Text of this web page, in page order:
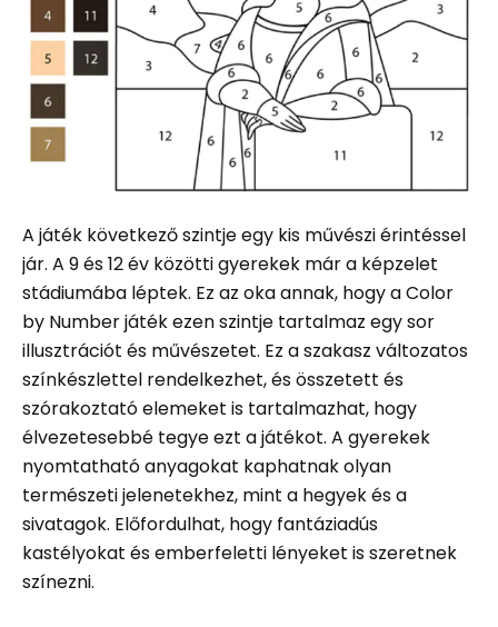
A játék következő szintje egy kis művészi érintéssel
jár. A 9 és 12 év közötti gyerekek már a képzelet
stádiumába léptek. Ez az oka annak, hogy a Color
by Number játék ezen szintje tartalmaz egy sor
illusztrációt és művészetet. Ez a szakasz változatos
színkészlettel rendelkezhet, és összetett és
szórakoztató elemeket is tartalmazhat, hogy
élvezetesebbé tegye ezt a játékot. A gyerekek
nyomtatható anyagokat kaphatnak olyan
természeti jelenetekhez, mint a hegyek és a
sivatagok. Előfordulhat, hogy fantáziadús
kastélyokat és emberfeletti lényeket is szeretnek
színezni.